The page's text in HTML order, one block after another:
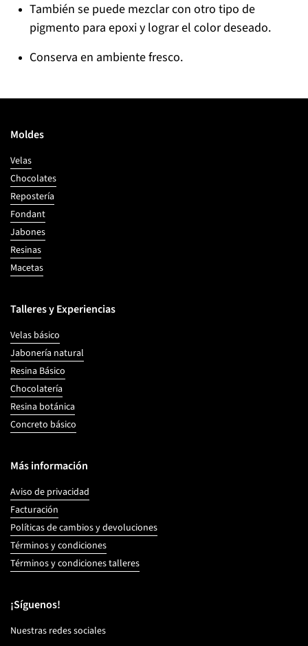
También se puede mezclar con otro tipo de
pigmento para epoxi y lograr el color deseado.
Conserva en ambiente fresco.
Moldes
Velas
Chocolates
Repostería
Fondant
Jabones
Resinas
Macetas
Talleres y Experiencias
Velas básico
Jabonería natural
Resina Básico
Chocolatería
Resina botánica
Concreto básico
Más información
Aviso de privacidad
Facturación
Políticas de cambios y devoluciones
Términos y condiciones
Términos y condiciones talleres
¡Síguenos!
Nuestras redes sociales